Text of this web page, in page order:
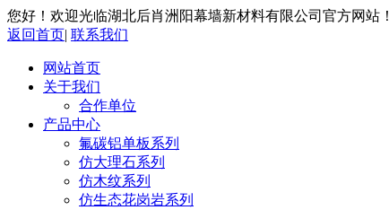
您好！欢迎光临湖北后肖洲阳幕墙新材料有限公司官方网站！
返回首页| 联系我们
网站首页
关于我们
合作单位
产品中心
氟碳铝单板系列
仿大理石系列
仿木纹系列
仿生态花岗岩系列